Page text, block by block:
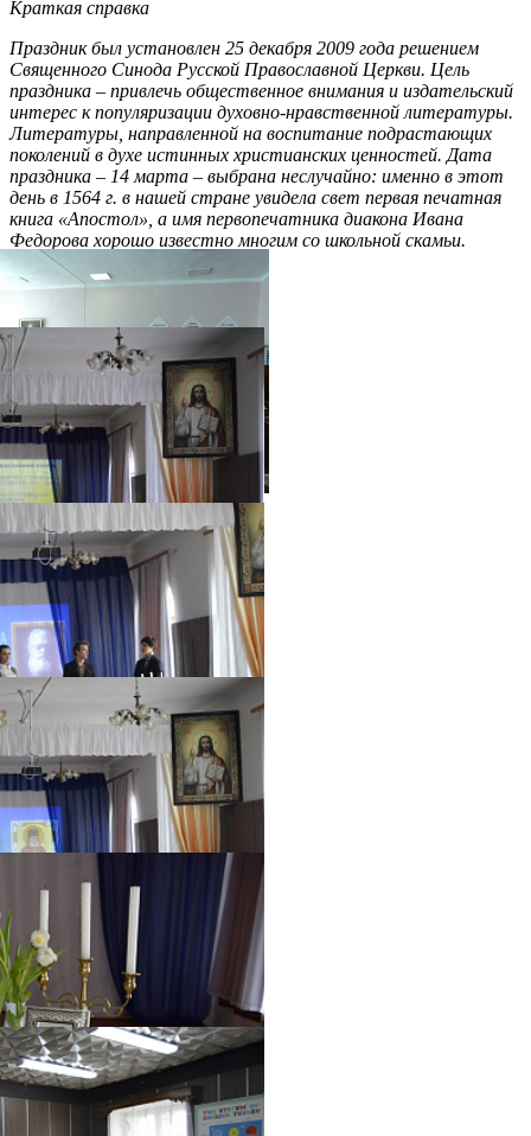
Краткая справка
Праздник был установлен 25 декабря 2009 года решением
Священного Синода Русской Православной Церкви. Цель
праздника – привлечь общественное внимания и издательский
интерес к популяризации духовно-нравственной литературы.
Литературы, направленной на воспитание подрастающих
поколений в духе истинных христианских ценностей. Дата
праздника – 14 марта – выбрана неслучайно: именно в этот
день в 1564 г. в нашей стране увидела свет первая печатная
книга «Апостол», а имя первопечатника диакона Ивана
Федорова хорошо известно многим со школьной скамьи.
Распечатать
Фото